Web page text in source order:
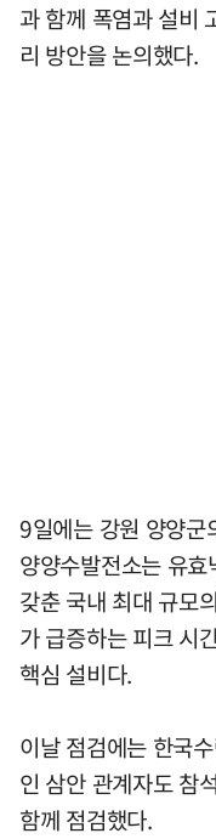
과 함께 폭염과 설비
리 방안을 논의했다.
9일에는 강원 양양군
양양수발전소는 유
갖춘 국내 최대 규모
가 급증하는 피크 시
핵심 설비다.
이날 점검에는 한국
인 삼안 관계자도 참
함께 점검했다.